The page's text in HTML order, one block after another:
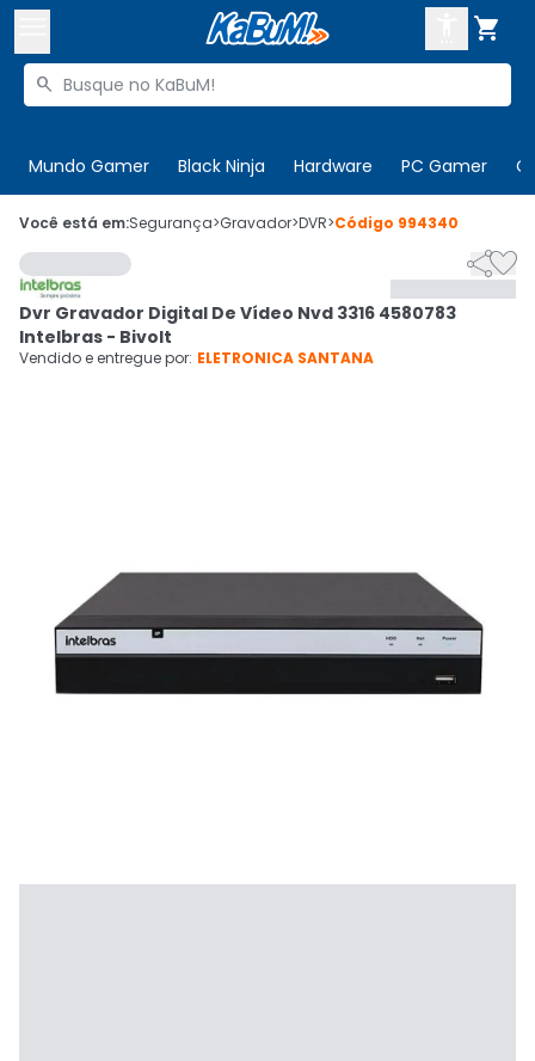

Buscar produtos

Mundo Gamer Black Ninja Hardware PC Gamer
 Olá. Acesse sua conta
 Departamentos
Cupons
CADASTRE-SE
Você está em:Segurança>Gravador>DVR>Código 994340

Dvr Gravador Digital De Vídeo Nvd 3316 4580783
Intelbras - Bivolt
Vendido e entregue por: ELETRONICA SANTANA